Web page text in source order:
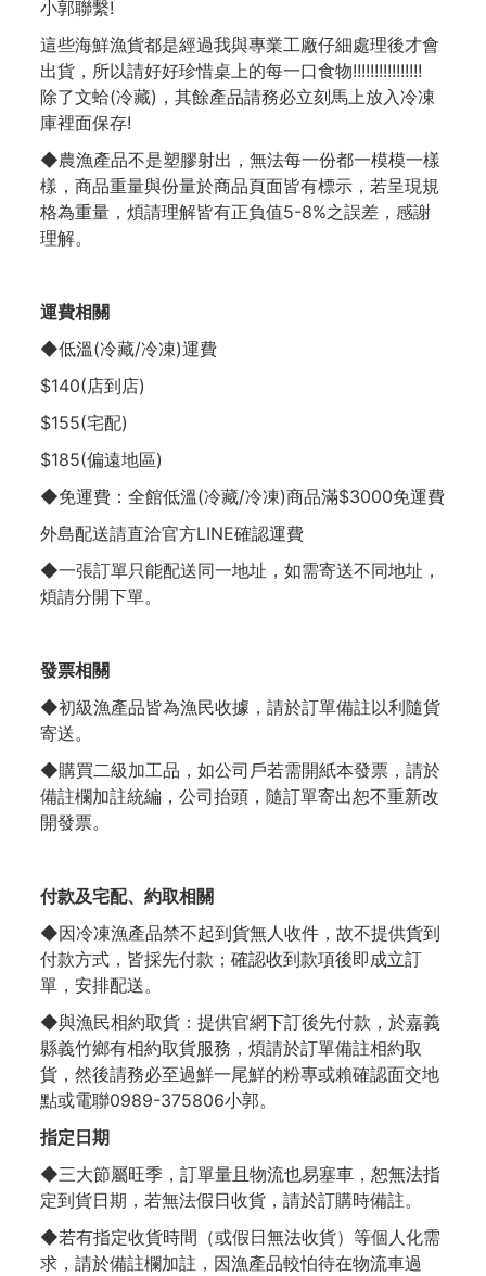
小郭聯繫!
這些海鮮漁貨都是經過我與專業工廠仔細處理後才會
出貨，所以請好好珍惜桌上的每一口食物!!!!!!!!!!!!!!!!
除了文蛤(冷藏)，其餘產品請務必立刻馬上放入冷凍
庫裡面保存!
◆農漁產品不是塑膠射出，無法每一份都一模模一樣
樣，商品重量與份量於商品頁面皆有標示，若呈現規
格為重量，煩請理解皆有正負值5-8%之誤差，感謝
理解。
運費相關
◆低溫(冷藏/冷凍)運費
$140(店到店)
$155(宅配)
$185(偏遠地區)
◆免運費：全館低溫(冷藏/冷凍)商品滿$3000免運費
外島配送請直洽官方LINE確認運費
◆一張訂單只能配送同一地址，如需寄送不同地址，
煩請分開下單。
發票相關
◆初級漁產品皆為漁民收據，請於訂單備註以利隨貨
寄送。
◆購買二級加工品，如公司戶若需開紙本發票，請於
備註欄加註統編，公司抬頭，隨訂單寄出恕不重新改
開發票。
付款及宅配、約取相關
◆因冷凍漁產品禁不起到貨無人收件，故不提供貨到
付款方式，皆採先付款；確認收到款項後即成立訂
單，安排配送。
◆與漁民相約取貨：提供官網下訂後先付款，於嘉義
縣義竹鄉有相約取貨服務，煩請於訂單備註相約取
貨，然後請務必至過鮮一尾鮮的粉專或賴確認面交地
點或電聯0989-375806小郭。
指定日期
◆三大節屬旺季，訂單量且物流也易塞車，恕無法指
定到貨日期，若無法假日收貨，請於訂購時備註。
◆若有指定收貨時間（或假日無法收貨）等個人化需
求，請於備註欄加註，因漁產品較怕待在物流車過